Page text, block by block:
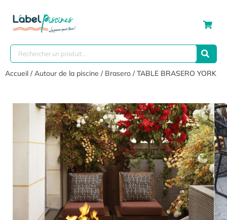
Accueil /Autour de la piscine / Brasero / TABLE BRASERO YORK